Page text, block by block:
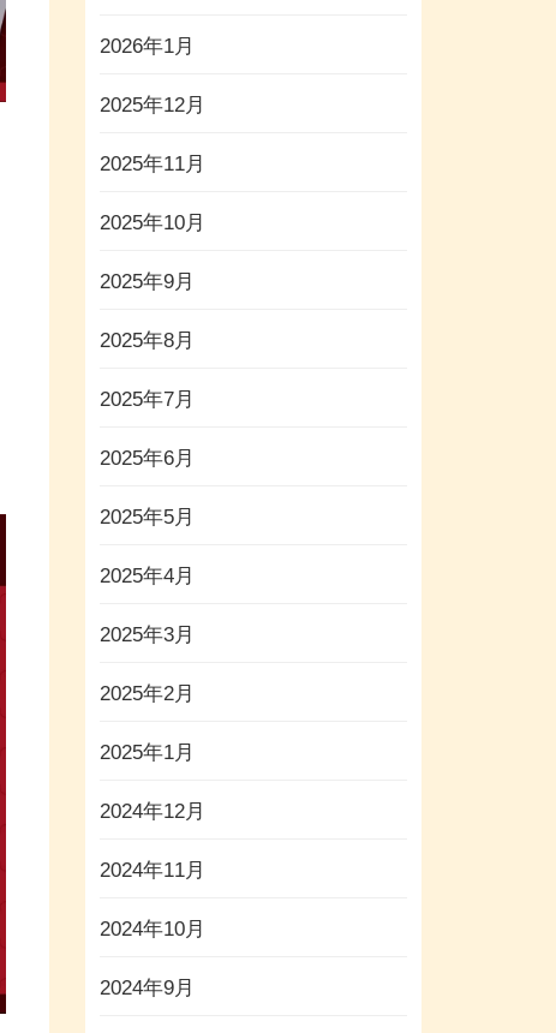
2026年1月
2025年12月
2025年11月
2025年10月
2025年9月
2025年8月
2025年7月
2025年6月
2025年5月
2025年4月
2025年3月
2025年2月
2025年1月
2024年12月
2024年11月
2024年10月
2024年9月